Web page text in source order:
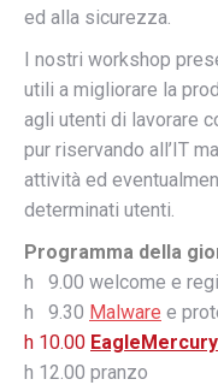
ed alla sicurezza.
I nostri workshop
utili a migliorare la
agli utenti di lavorare
pur riservando all’IT
attività ed
determinati utenti.
Programma della
h 9.00 welcome e
h 9.30 Malware e
h 10.00 EagleMercury
h 12.00 pranzo